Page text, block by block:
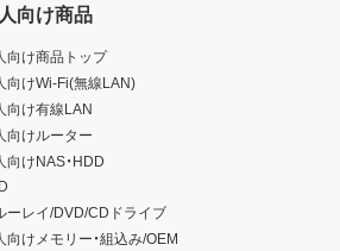
向け商品
向け商品トップ
向けWi-Fi(無線LAN)
向け有線LAN
向けルーター
向けNAS・HDD
ーレイ/DVD/CDドライブ
向けメモリー・組込み/OEM